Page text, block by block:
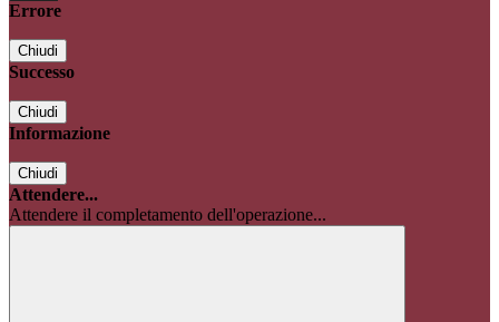
Errore
Chiudi
Successo
Chiudi
Informazione
Chiudi
Attendere...
Attendere il completamento dell'operazione...